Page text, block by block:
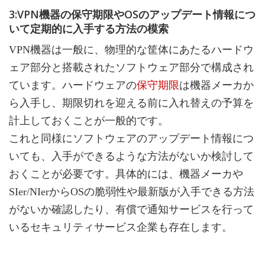
3:VPN機器の保守期限やOSのアップデート情報につ
いて定期的に入手する方法の模索
VPN機器は一般に、物理的な筐体にあたるハードウ
ェア部分と搭載されたソフトウェア部分で構成され
ています。ハードウェアの保守期限は機器メーカか
ら入手し、期限切れを迎える前に入れ替えの予算を
計上しておくことが一般的です。
これと同様にソフトウェアのアップデート情報につ
いても、入手ができるような方法がないか検討して
おくことが必要です。具体的には、機器メーカや
SIer/NIerからOSの脆弱性や最新版が入手できる方法
がないか確認したり、有償で通知サービスを行って
いるセキュリティサービス企業も存在します。